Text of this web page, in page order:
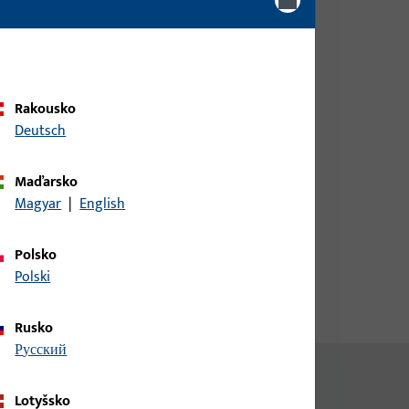
Pro získání informací o ceně
Rakousko
Deutsch
Maďarsko
Magyar | English
Polsko
Polski
Rusko
русский
Lotyšsko